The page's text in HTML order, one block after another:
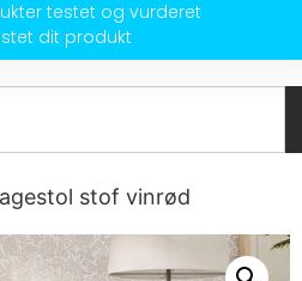
testet og vurderet
dit produkt
stof vinrød